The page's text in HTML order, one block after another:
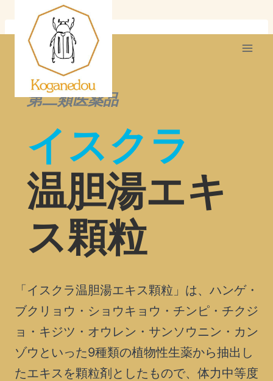
容
第二類医薬品
イスクラ
温胆湯エキ
ス顆粒
「イスクラ温胆湯エキス顆粒」は、ハンゲ・
ブクリョウ・ショウキョウ・チンピ・チクジ
ョ・キジツ・オウレン・サンソウニン・カン
ゾウといった9種類の植物性生薬から抽出し
たエキスを顆粒剤としたもので、体力中等度